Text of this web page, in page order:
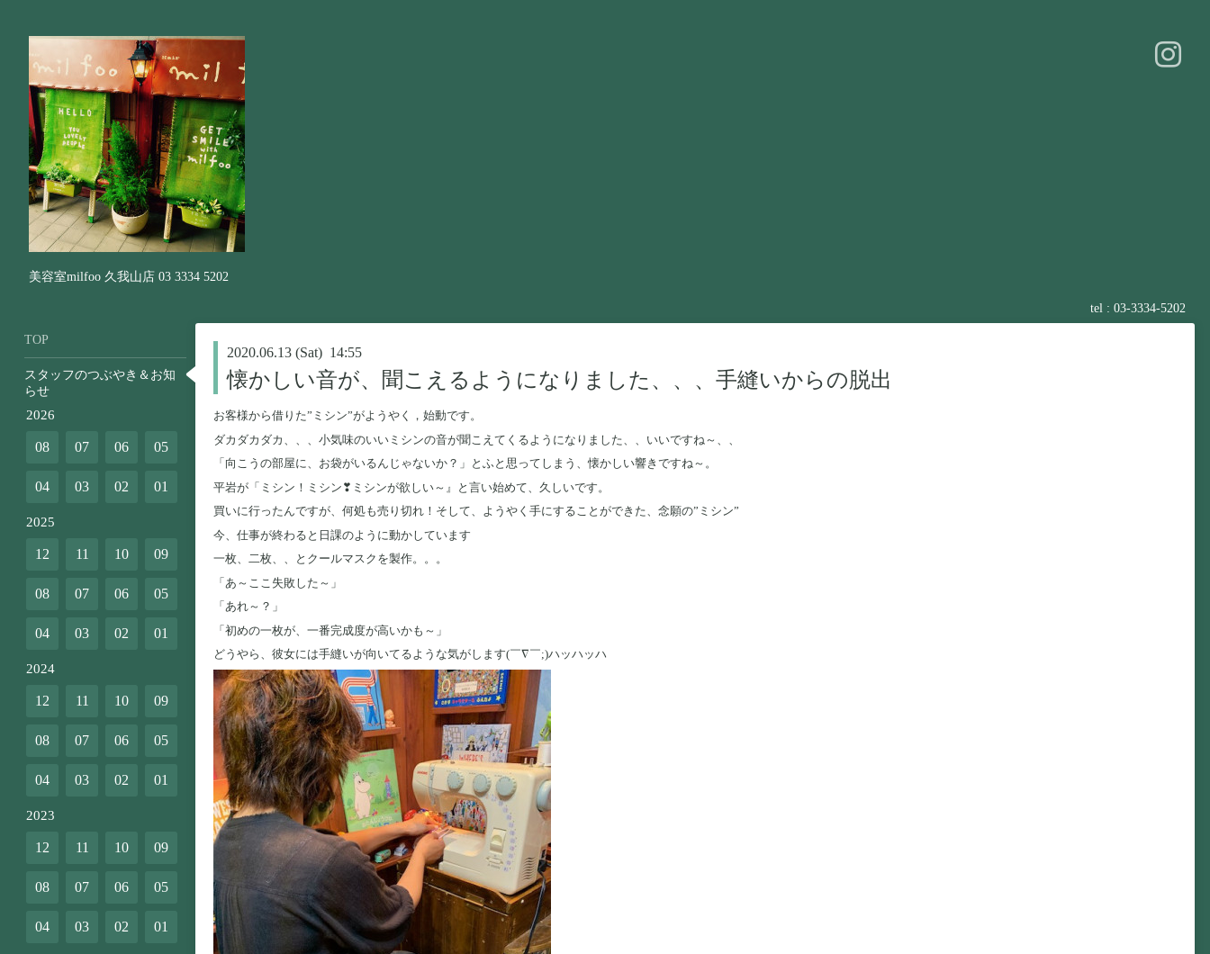
美容室milfoo 久我山店 03 3334 5202
tel : 03-3334-5202
2020.06.13 (Sat) 14:55
懐かしい音が、聞こえるようになりました、、、手縫いからの脱出
お客様から借りた”ミシン”がようやく，始動です。
ダカダカダカ、、、小気味のいいミシンの音が聞こえてくるようになりました、、いいですね～、、
「向こうの部屋に、お袋がいるんじゃないか？」とふと思ってしまう、懐かしい響きですね～。
平岩が「ミシン！ミシン❣ミシンが欲しい～』と言い始めて、久しいです。
買いに行ったんですが、何処も売り切れ！そして、ようやく手にすることができた、念願の”ミシン”
今、仕事が終わると日課のように動かしています
一枚、二枚、、とクールマスクを製作。。。
「あ～ここ失敗した～」
「あれ～？」
「初めの一枚が、一番完成度が高いかも～」
どうやら、彼女には手縫いが向いてるような気がします(￣∇￣;)ハッハッハ
TOP
スタッフのつぶやき＆お知
らせ
2026
08 07 06 05
04 03 02 01
2025
12 11 10 09
08 07 06 05
04 03 02 01
2024
12 11 10 09
08 07 06 05
04 03 02 01
2023
12 11 10 09
08 07 06 05
04 03 02 01